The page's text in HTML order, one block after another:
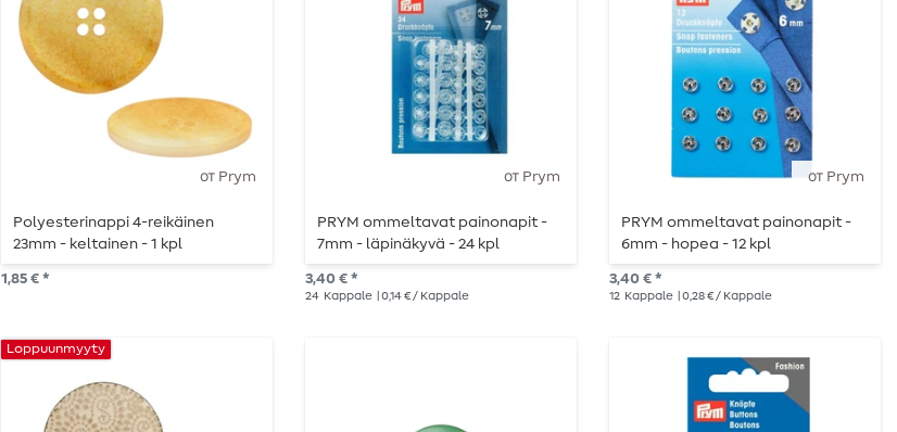
от Prym
Polyesterinappi 4-reikäinen
23mm - keltainen - 1 kpl
1,85 € *
от Prym
PRYM ommeltavat painonapit -
7mm - läpinäkyvä - 24 kpl
3,40 € *
24 Kappale | 0,14 € / Kappale
от Prym
PRYM ommeltavat painonapit -
6mm - hopea - 12 kpl
3,40 € *
12 Kappale | 0,28 € / Kappale
Loppuunmyyty